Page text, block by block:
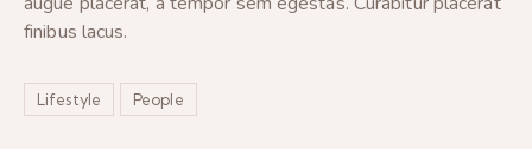
finibus lacus.
Lifestyle People